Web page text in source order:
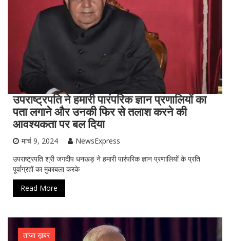
उपराष्ट्रपति ने हमारी पारंपरिक ज्ञान प्रणालियों का
पता लगाने और उनकी फिर से तलाश करने की
आवश्यकता पर बल दिया
मार्च 9, 2024
NewsExpress
उपराष्ट्रपति श्री जगदीप धनखड़ ने हमारी पारंपरिक ज्ञान प्रणालियों के प्रति
पूर्वाग्रहों का मुकाबला करके
Read More
ताजा ख़बर